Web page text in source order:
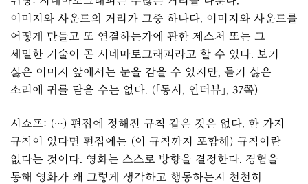
이미지와 사운드의 거리가 그중 하나다. 이미지와 사운드를
어떻게 만들고 또 연결하는가에 관한 제스처 또는 그
세밀한 기술이 곧 시네마토그래피라고 할 수 있다. 보기
싫은 이미지 앞에서는 눈을 감을 수 있지만, 듣기 싫은
소리에 귀를 닫을 수는 없다. (「동시, 인터뷰」, 37쪽)
시쇼프: (…) 편집에 정해진 규칙 같은 것은 없다. 한 가지
규칙이 있다면 편집에는 (이 규칙까지 포함해) 규칙이란
없다는 것이다. 영화는 스스로 방향을 결정한다. 경험을
통해 영화가 왜 그렇게 생각하고 행동하는지 천천히